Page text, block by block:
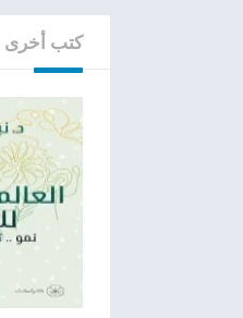
كتب أخرى